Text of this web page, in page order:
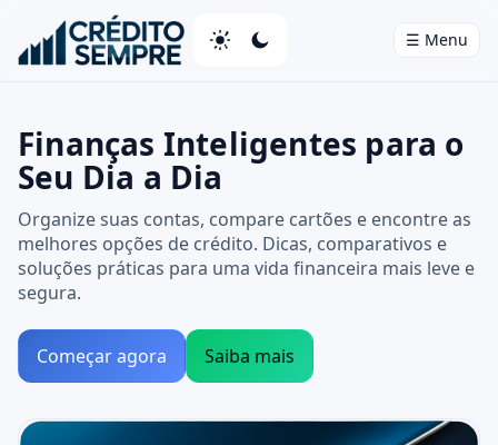
☰ Menu
Cartões de Crédito
Bancos
Investimentos
Seguros
Empréstimos
Finanças Inteligentes para o
Seu Dia a Dia
Organize suas contas, compare cartões e encontre as
melhores opções de crédito. Dicas, comparativos e
soluções práticas para uma vida financeira mais leve e
segura.
Começar agora Saiba mais